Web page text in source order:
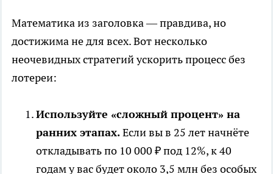
Математика из заголовка — правдива, но
достижима не для всех. Вот несколько
неочевидных стратегий ускорить процесс без
лотереи:
Используйте «сложный процент» на
ранних этапах.Если вы в 25 лет начнёте
откладывать по 10 000 ₽ под 12%, к 40
годам у вас будет около 3,5 млн без особых